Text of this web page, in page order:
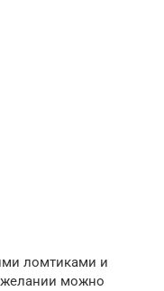
ломтиками и
можно